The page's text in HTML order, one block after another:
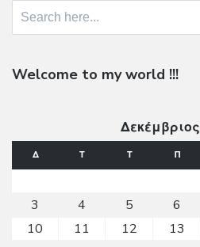
Search for:
Welcome to my world !!!
Δ Τ Τ Π
3
4 5 6
10
11 12 13